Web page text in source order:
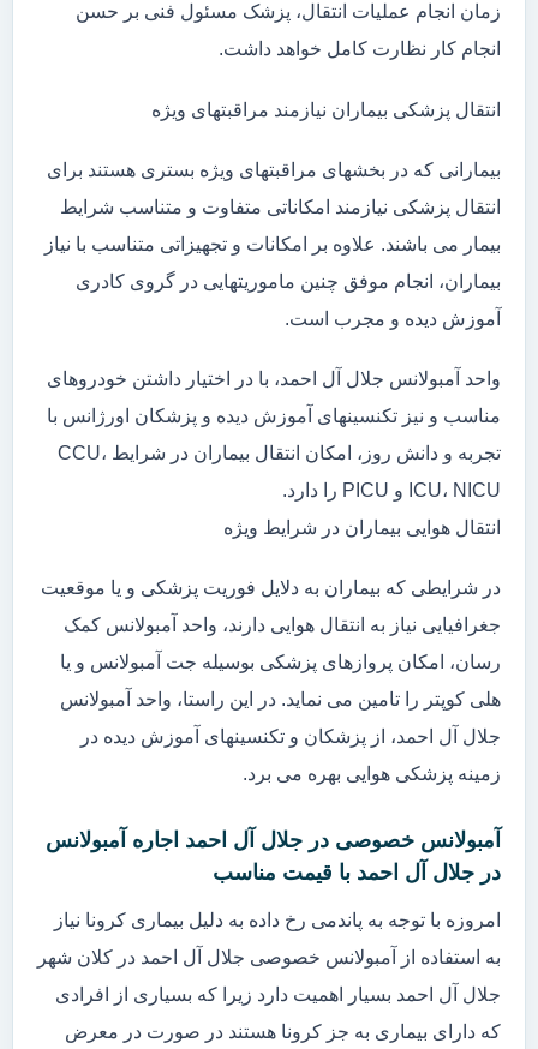
زمان انجام عملیات انتقال، پزشک مسئول فنی بر حسن
انجام کار نظارت کامل خواهد داشت.
انتقال پزشکی بیماران نیازمند مراقبتهای ویژه
بیمارانی که در بخشهای مراقبتهای ویژه بستری هستند برای
انتقال پزشکی نیازمند امکاناتی متفاوت و متناسب شرایط
بیمار می باشند. علاوه بر امکانات و تجهیزاتی متناسب با نیاز
بیماران، انجام موفق چنین ماموریتهایی در گروی کادری
آموزش دیده و مجرب است.
واحد آمبولانس جلال آل احمد، با در اختیار داشتن خودروهای
مناسب و نیز تکنسینهای آموزش دیده و پزشکان اورژانس با
تجربه و دانش روز، امکان انتقال بیماران در شرایط CCU،
ICU، NICU و PICU را دارد.
انتقال هوایی بیماران در شرایط ویژه
در شرایطی که بیماران به دلایل فوریت پزشکی و یا موقعیت
جغرافیایی نیاز به انتقال هوایی دارند، واحد آمبولانس کمک
رسان، امکان پروازهای پزشکی بوسیله جت آمبولانس و یا
هلی کوپتر را تامین می نماید. در این راستا، واحد آمبولانس
جلال آل احمد، از پزشکان و تکنسینهای آموزش دیده در
زمینه پزشکی هوایی بهره می برد.
آمبولانس خصوصی در جلال آل احمد اجاره آمبولانس
در جلال آل احمد با قیمت مناسب
امروزه با توجه به پاندمی رخ داده به دلیل بیماری کرونا نیاز
به استفاده از آمبولانس خصوصی جلال آل احمد در کلان شهر
جلال آل احمد بسیار اهمیت دارد زیرا که بسیاری از افرادی
که دارای بیماری به جز کرونا هستند در صورت در معرض